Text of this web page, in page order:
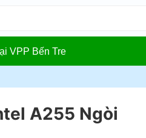
VPP Bến Tre
A255 Ngòi